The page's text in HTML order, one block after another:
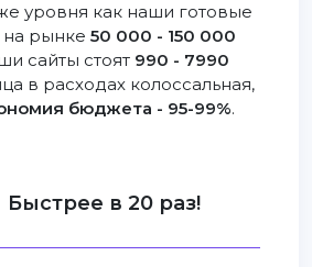
уровня как наши готовые
на рынке 50 000 - 150 000
сайты стоят 990 - 7990
в расходах колоссальная,
бюджета - 95-99%.
Быстрее в 20 раз!